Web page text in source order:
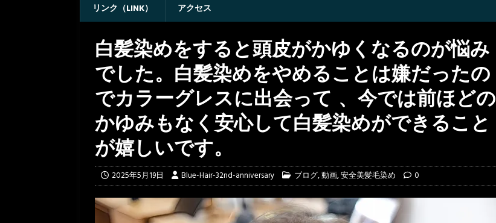
リンク（LINK）
アクセス
白髪染めをすると頭皮がかゆくなるのが悩み
でした。白髪染めをやめることは嫌だったの
でカラーグレスに出会って 、今では前ほどの
かゆみもなく安心して白髪染めができること
が嬉しいです。
2025年5月19日 Blue-Hair-32nd-anniversary ブログ,動画,安全美髪毛染め 0